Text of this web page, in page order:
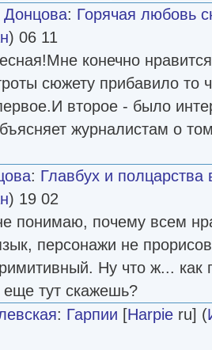
Донцова: Горячая любовь
) 06 11
конечно
сюжету прибавило то
второе - было
журналистам о
: Главбух и полцарства
) 19 02
понимаю, почему всем
персонажи не
Ну что ж... как
тут скажешь?
: Гарпии [Harpie ru] (